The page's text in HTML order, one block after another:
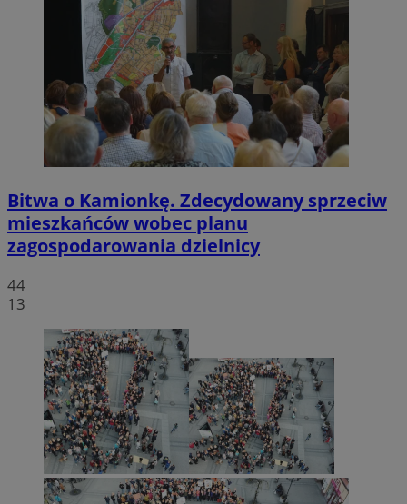
Bitwa o Kamionkę. Zdecydowany sprzeciw
mieszkańców wobec planu
zagospodarowania dzielnicy
44
13